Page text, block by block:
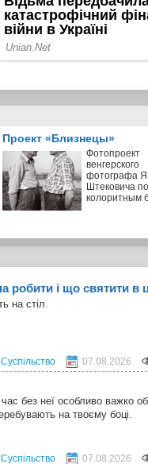
Проект «Близнецы»
Фотопроект
венгерского
фотографа
Штековича
колоритным
робити і що святити в
на стіл.
07.08.2026
без неї особливо важко
на твоєму боці.
07.08.2026